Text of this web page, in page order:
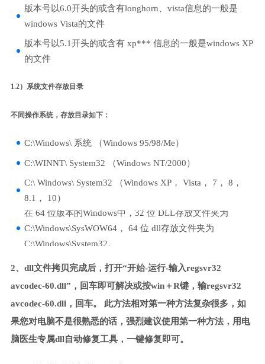
版本号以6.0开头的或含有longhorn、vista信息的一般是
windows Vista的文件
版本号以5.1开头的或含有 xp*** 信息的一般是windows XP
的文件
1.2）系统文件存放目录
不同操作系统，存放目录如下：
C:\Windows\ 系统 （Windows 95/98/Me）
C:\WINNT\ System32 （Windows NT/2000）
C:\ Windows\ System32 （Windows XP， Vista， 7， 8，
8.1， 10）
在 64 位版本的Windows中，32 位 DLL存放文件夹为
C:\Windows\SysWOW64， 64 位 dll存放文件夹为
C:\Windows\System32。
2、dll文件拷贝完成后，打开“开始-运行-输入regsvr32
avcodec-60.dll”，回车即可解决或按win＋R键，输regsvr32
avcodec-60.dll，回车。 此方法相对第一种方法复杂很多，如
果您对电脑不是很熟悉的话，强烈建议使用第一种方法，用电
脑医生专属dll自动修复工具，一键修复即可。